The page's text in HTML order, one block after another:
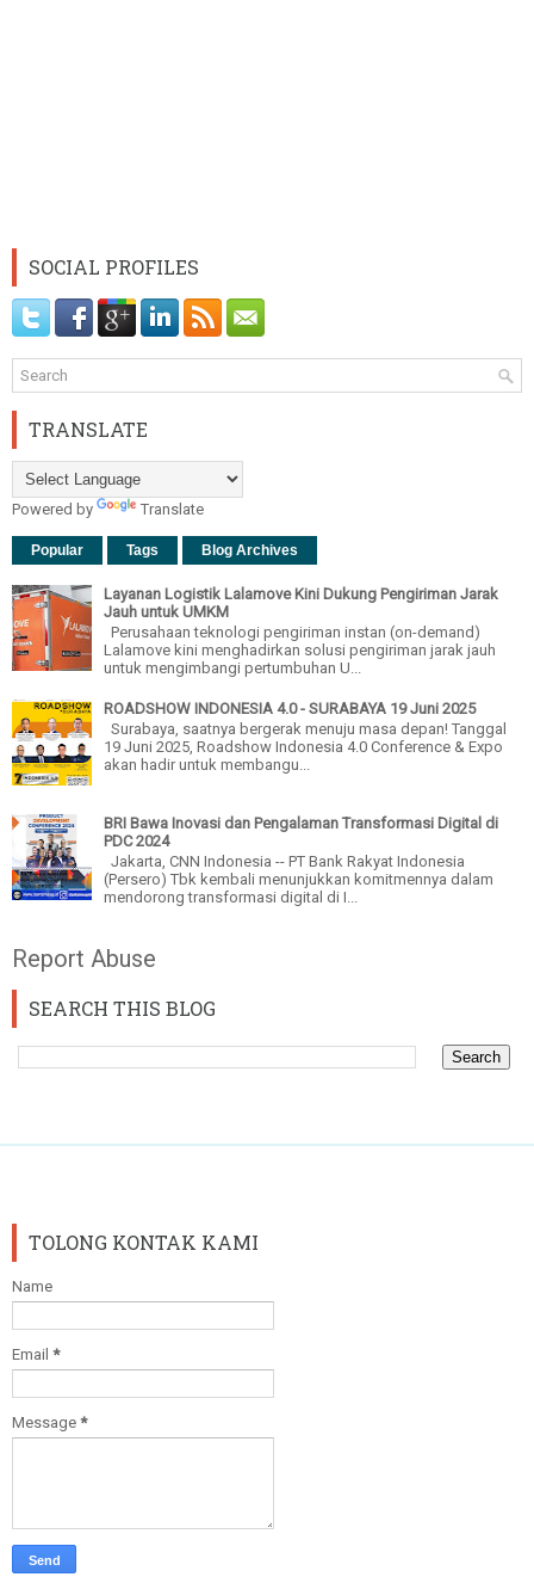
SOCIAL PROFILES
TRANSLATE
Powered by Translate
Popular Tags Blog Archives
Layanan Logistik Lalamove Kini Dukung Pengiriman Jarak
Jauh untuk UMKM
Perusahaan teknologi pengiriman instan (on-demand)
Lalamove kini menghadirkan solusi pengiriman jarak jauh
untuk mengimbangi pertumbuhan U...
ROADSHOW INDONESIA 4.0 - SURABAYA 19 Juni 2025
Surabaya, saatnya bergerak menuju masa depan! Tanggal
19 Juni 2025, Roadshow Indonesia 4.0 Conference & Expo
akan hadir untuk membangu...
BRI Bawa Inovasi dan Pengalaman Transformasi Digital di
PDC 2024
Jakarta, CNN Indonesia -- PT Bank Rakyat Indonesia
(Persero) Tbk kembali menunjukkan komitmennya dalam
mendorong transformasi digital di I...
Report Abuse
SEARCH THIS BLOG
TOLONG KONTAK KAMI
Name
Email *
Message *